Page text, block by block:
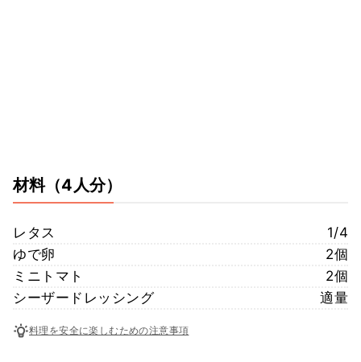
材料（4人分）
レタス
1/4
ゆで卵
2個
ミニトマト
2個
シーザードレッシング
適量
料理を安全に楽しむための注意事項